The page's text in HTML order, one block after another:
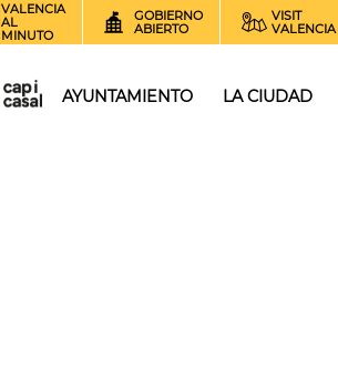
VALENCIA
AL
MINUTO
GOBIERNO
ABIERTO
VISIT
VALENCIA
AYUNTAMIENTO LA CIUDAD